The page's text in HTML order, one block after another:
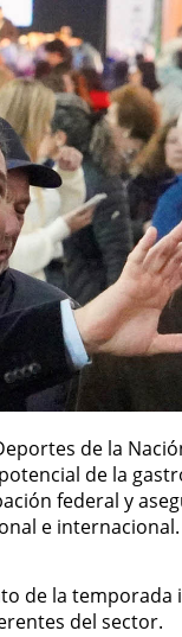
de la
de la
federal y
e
de la
del sector.